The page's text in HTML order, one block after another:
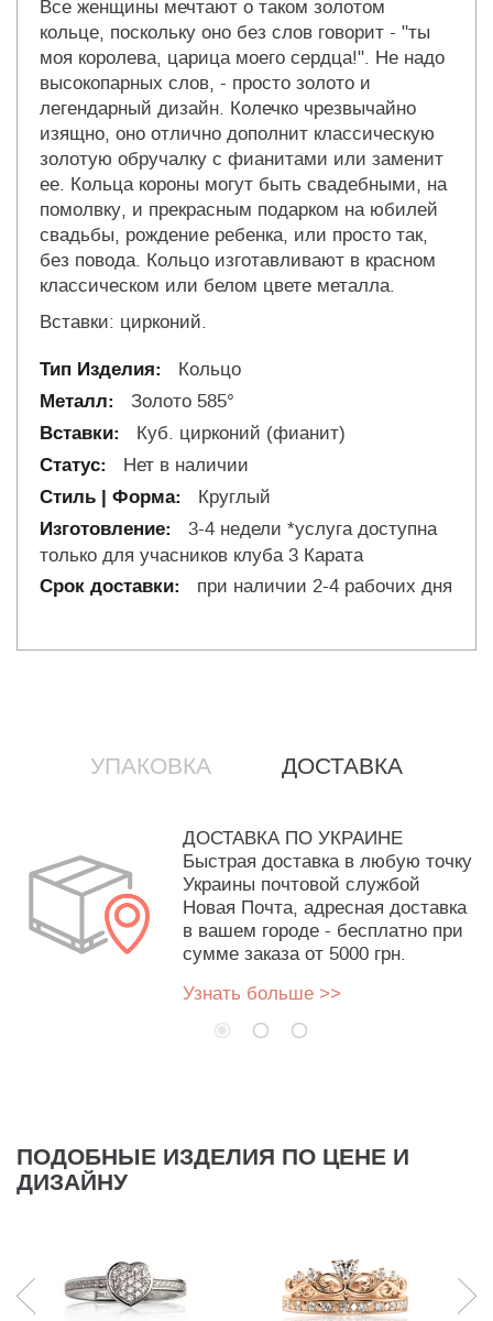
Все женщины мечтают о таком золотом
кольце, поскольку оно без слов говорит - "ты
моя королева, царица моего сердца!". Не надо
высокопарных слов, - просто золото и
легендарный дизайн. Колечко чрезвычайно
изящно, оно отлично дополнит классическую
золотую обручалку с фианитами или заменит
ее. Кольца короны могут быть свадебными, на
помолвку, и прекрасным подарком на юбилей
свадьбы, рождение ребенка, или просто так,
без повода. Кольцо изготавливают в красном
классическом или белом цвете металла.
Вставки: цирконий.
Кольцо
Золото 585°
Куб. цирконий (фианит)
Нет в наличии
Круглый
3-4 недели *услуга доступна
только для учасников клуба 3 Карата
при наличии 2-4 рабочих дня
УПАКОВКА ДОСТАВКА
ДОСТАВКА ПО УКРАИНЕ
Быстрая доставка в любую точку
Украины почтовой службой
Новая Почта, адресная доставка
в вашем городе - бесплатно при
сумме заказа от 5000 грн.
Узнать больше >>
ПОДОБНЫЕ ИЗДЕЛИЯ ПО ЦЕНЕ И
ДИЗАЙНУ